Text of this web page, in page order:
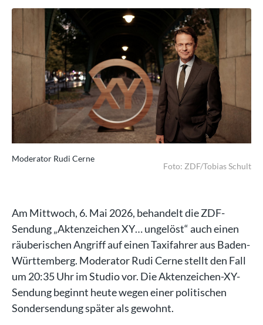
Moderator Rudi Cerne
Foto: ZDF/Tobias Schult
Am Mittwoch, 6. Mai 2026, behandelt die ZDF-
Sendung „Aktenzeichen XY… ungelöst“ auch einen
räuberischen Angriff auf einen Taxifahrer aus Baden-
Württemberg. Moderator Rudi Cerne stellt den Fall
um 20:35 Uhr im Studio vor. Die Aktenzeichen-XY-
Sendung beginnt heute wegen einer politischen
Sondersendung später als gewohnt.